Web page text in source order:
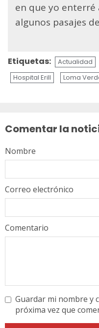
en que yo enterré
algunos pasajes
Etiquetas: Actualidad
Hospital Erill
Loma
Comentar la
Comentario
Nombre
Correo electrónico
Guardar mi nombre y
próxima vez que